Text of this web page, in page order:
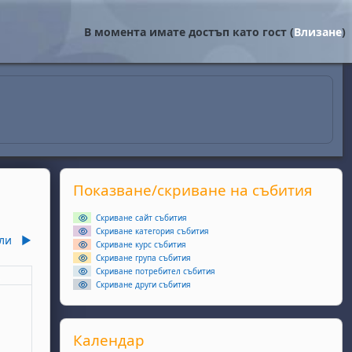
В момента имате достъп като гост (Влизане)
▶︎
6 юнинеделя, 7 юни
Supplementary blocks
Прескочи Показване/скриване на събития
Показване/скриване на събития
Скриване сайт събития
Скриване категория събития
Скриване курс събития
Скриване група събития
Скриване потребител събития
Скриване други събития
Прескочи Календар
Календар